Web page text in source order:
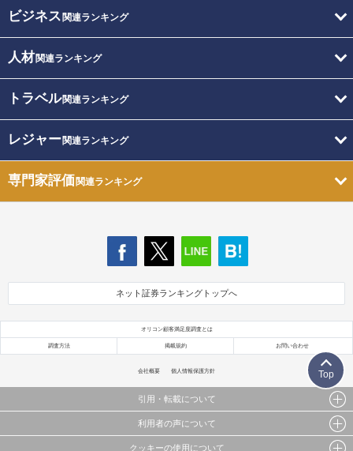
ビジネス 関連ランキング
人材関連ランキング
トラベル関連ランキング
レジャー関連ランキング
専門家評価関連ランキング
ネット証券ランキングトップへ
オリコン顧客満足度調査とは
調査方法 掲載規約 お問い合わせ
会社概要 個人情報保護方針
引用・転載について
当サイトで公開されている情報（文字、写真、イラスト、画像データ等）及びこれらの配置・
利用者の声について
クッキーの使用について
Top